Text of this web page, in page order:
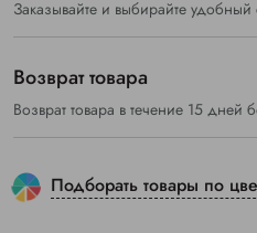
Заказывайте и выбирайте удобный
Возврат товара
Возврат товара в течение 15 дней
Подборать товары по